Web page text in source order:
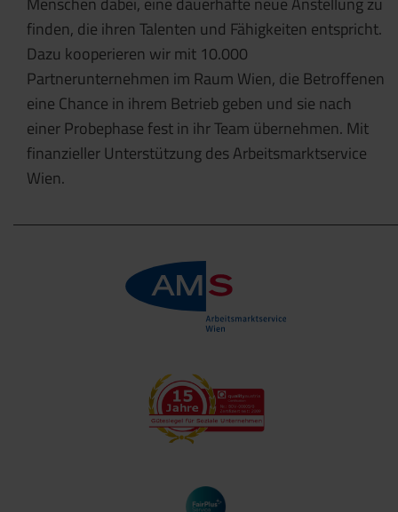
finden, die ihren Talenten und Fähigkeiten entspricht.
Dazu kooperieren wir mit 10.000
Partnerunternehmen im Raum Wien, die Betroffenen
eine Chance in ihrem Betrieb geben und sie nach
einer Probephase fest in ihr Team übernehmen. Mit
finanzieller Unterstützung des Arbeitsmarktservice
Wien.